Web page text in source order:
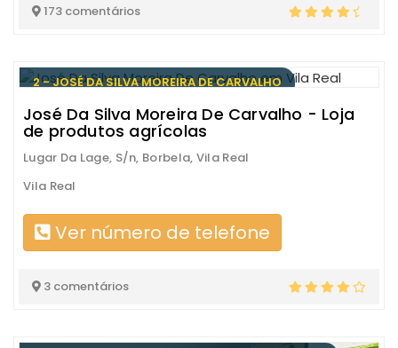
173 comentários
2 - JOSÉ DA SILVA MOREIRA DE CARVALHO
José Da Silva Moreira De Carvalho - Loja
de produtos agrícolas
Lugar Da Lage, S/n, Borbela, Vila Real
Vila Real
Ver número de telefone
3 comentários